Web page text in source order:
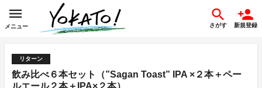
メニュー さがす 新規登録
リターン
飲み比べ６本セット（”Sagan Toast” IPA ×２本＋ペー